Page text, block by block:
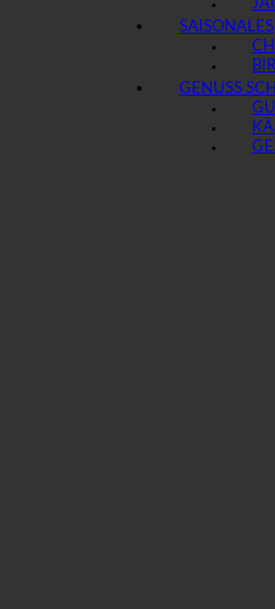
SAISONALES
GENUSS